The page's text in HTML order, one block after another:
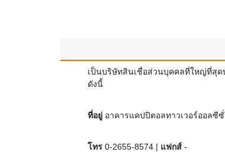
เป็นบริษัทสินเชื่อส่วนบุคคลที่ใหญ่ที่สุด
ดังนี้
ที่อยู่อาคารแคปปิตอลทาวเวอร์ออลซี
โทร0-2655-8574 | แฟกส์-